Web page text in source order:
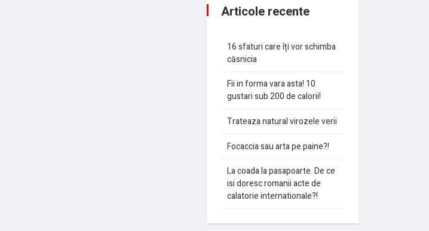
Articole recente
16 sfaturi care îți vor schimba
căsnicia
Fii in forma vara asta! 10
gustari sub 200 de calorii!
Trateaza natural virozele verii
Focaccia sau arta pe paine?!
La coada la pasapoarte. De ce
isi doresc romanii acte de
calatorie internationale?!